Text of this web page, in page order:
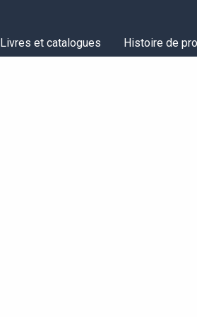
Livres et catalogues Histoire de